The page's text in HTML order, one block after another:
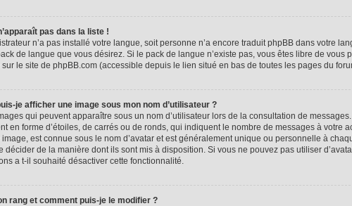
pas dans la liste !
n’a pas installé votre langue, soit personne n’a encore traduit phpBB dans votre
de langue que vous désirez. Si le pack de langue n’existe pas, vous êtes libre de
le site de phpBB.com (accessible depuis le lien situé en bas de toutes les pages du
je afficher une image sous mon nom d’utilisateur ?
qui peuvent apparaître sous un nom d’utilisateur lors de la consultation de
en forme d’étoiles, de carrés ou de ronds, qui indiquent le nombre de messages à votre
est connue sous le nom d’avatar et est généralement unique ou personnelle à
décider de la manière dont ils sont mis à disposition. Si vous ne pouvez pas utiliser
a t-il souhaité désactiver cette fonctionnalité.
rang et comment puis-je le modifier ?